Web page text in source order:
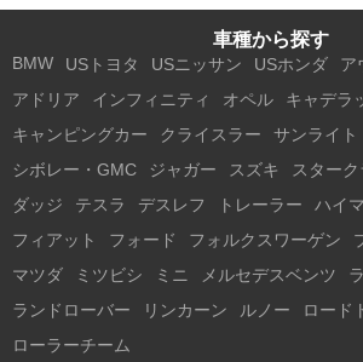
車種から探す
BMW USトヨタ USニッサン USホンダ ア
アドリア
インフィニティ オペル
キャデラ
キャンピングカー
クライスラー サンライト
シボレー・GMC
ジャガー スズキ スターク
ダッジ
テスラ デスレフ トレーラー ハイ
フィアット
フォード フォルクスワーゲン
マツダ
ミツビシ ミニ メルセデスベンツ
ランドローバー
リンカーン ルノー
ロード
ローラーチーム